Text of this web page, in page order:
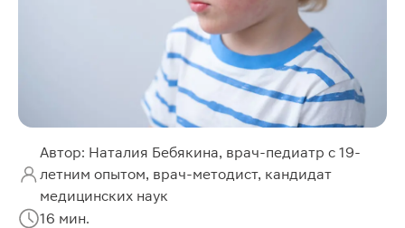
Автор: Наталия Бебякина, врач-педиатр с 19-
летним опытом, врач-методист, кандидат
медицинских наук
16 мин.